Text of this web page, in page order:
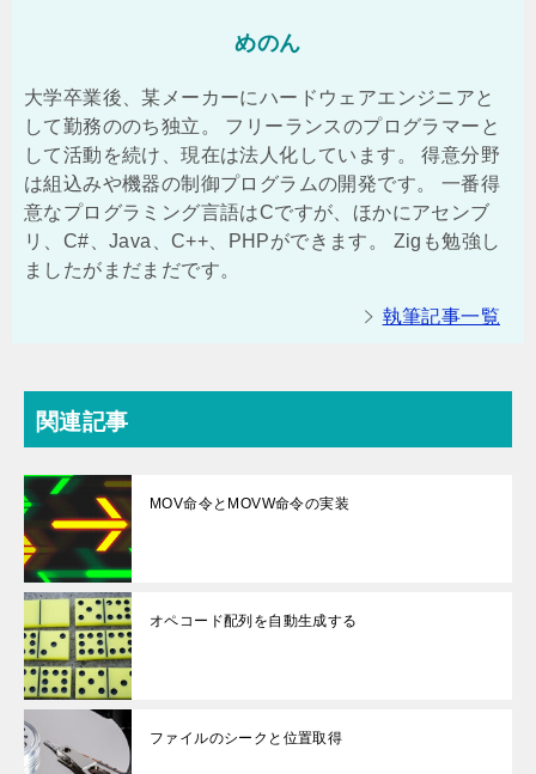
めのん
大学卒業後、某メーカーにハードウェアエンジニアと
して勤務ののち独立。 フリーランスのプログラマーと
して活動を続け、現在は法人化しています。 得意分野
は組込みや機器の制御プログラムの開発です。 一番得
意なプログラミング言語はCですが、ほかにアセンブ
リ、C#、Java、C++、PHPができます。 Zigも勉強し
ましたがまだまだです。
執筆記事一覧
関連記事
MOV命令とMOVW命令の実装
オペコード配列を自動生成する
ファイルのシークと位置取得